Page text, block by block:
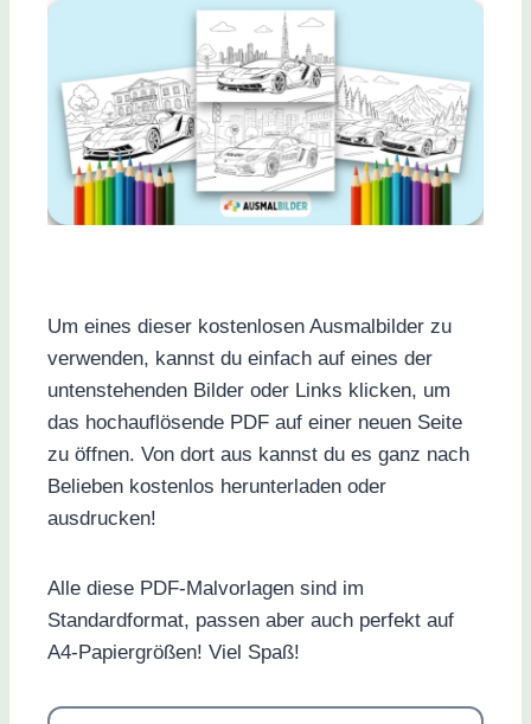
Um eines dieser kostenlosen Ausmalbilder zu
verwenden, kannst du einfach auf eines der
untenstehenden Bilder oder Links klicken, um
das hochauflösende PDF auf einer neuen Seite
zu öffnen. Von dort aus kannst du es ganz nach
Belieben kostenlos herunterladen oder
ausdrucken!
Alle diese PDF-Malvorlagen sind im
Standardformat, passen aber auch perfekt auf
A4-Papiergrößen! Viel Spaß!